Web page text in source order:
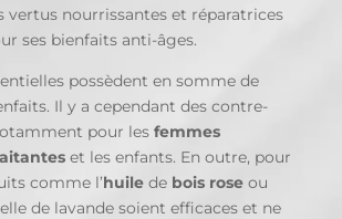
vertus nourrissantes et réparatrices
ses bienfaits anti-âges.
possèdent en somme de
Il y a cependant des contre-
pour les femmes
et les enfants. En outre, pour
comme l’huile de bois rose ou
de lavande soient efficaces et ne